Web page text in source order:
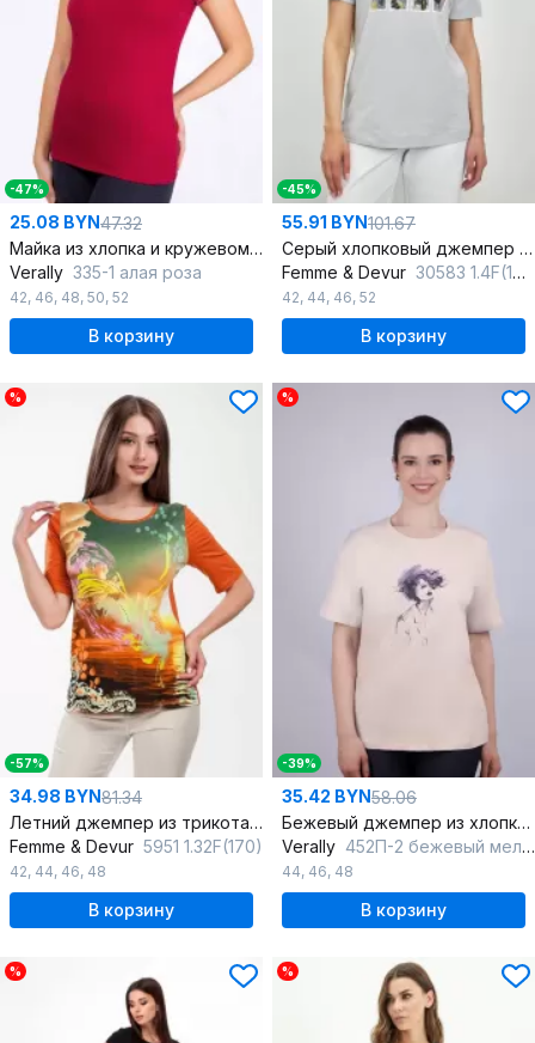
-47%
25.08 BYN47.32
Майка из хлопка и кружевом короткий рукав Круглогодичная
Verally 335-1 алая роза
42, 46, 48, 50, 52
В корзину
-45%
55.91 BYN101.67
Серый хлопковый джемпер с принтом и регланом
Femme & Devur 30583 1.4F(170)
42, 44, 46, 52
В корзину
%
-57%
34.98 BYN81.34
Летний джемпер из трикотажа с стразами и трансфером
Femme & Devur 5951 1.32F(170)
42, 44, 46, 48
В корзину
%
-39%
35.42 BYN58.06
Бежевый джемпер из хлопка с рукавом со спущенным плечом
Verally 452П-2 бежевый меланж
44, 46, 48
В корзину
% %